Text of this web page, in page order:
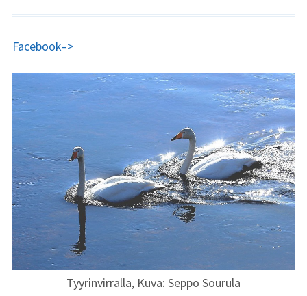
Kuukauden kuva
Vuoden 2026
Vuoden 2025
kuvat
Vuoden 2024
kuvat
Vuoden 2023
kuvat
Vuoden 2022
kuvat
Vuoden 2021
Facebook–>
Tyyrinvirralla, Kuva: Seppo Sourula